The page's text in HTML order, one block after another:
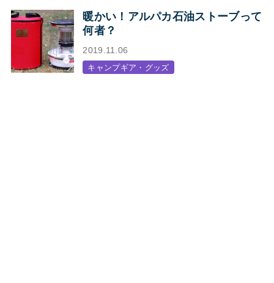
暖かい！アルパカ石油ストーブって
何者？
2019.11.06
キャンプギア・グッズ